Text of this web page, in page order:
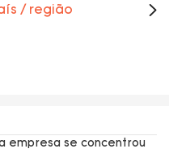
/ região
empresa se concentrou